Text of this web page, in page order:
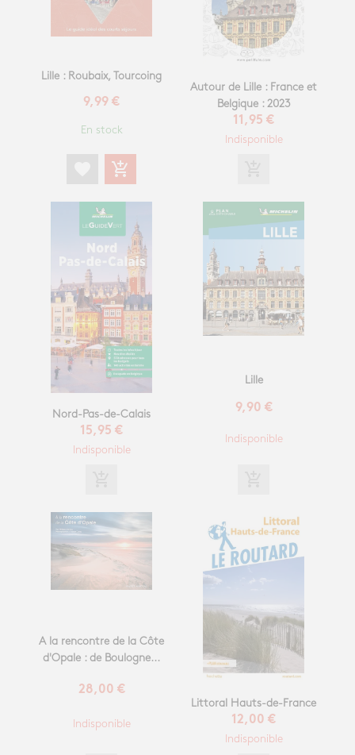
Lille : Roubaix, Tourcoing
9,99 €
En stock
add_shopping_cart
Autour de Lille : France et
Belgique : 2023
11,95 €
Indisponible
Nord-Pas-de-Calais
15,95 €
Indisponible
Lille
9,90 €
Indisponible
A la rencontre de la Côte
d'Opale : de Boulogne...
28,00 €
Indisponible
Littoral Hauts-de-France
12,00 €
Indisponible